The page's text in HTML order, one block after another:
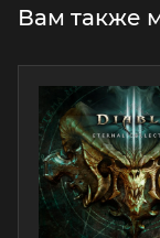
Вам также